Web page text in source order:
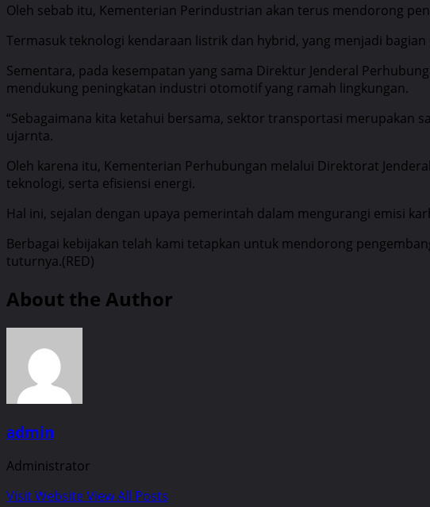
Oleh sebab itu, Kementerian Perindustrian akan terus mendorong
Termasuk teknologi kendaraan listrik dan hybrid, yang menjadi
Sementara, pada kesempatan yang sama Direktur Jenderal
mendukung peningkatan industri otomotif yang ramah lingkungan.
“Sebagaimana kita ketahui bersama, sektor transportasi merupakan
ujarnta.
Oleh karena itu, Kementerian Perhubungan melalui Direktorat
teknologi, serta efisiensi energi.
Hal ini, sejalan dengan upaya pemerintah dalam mengurangi emisi
Berbagai kebijakan telah kami tetapkan untuk mendorong
tuturnya.(RED)
About the Author
admin
Administrator
Visit WebsiteView All Posts